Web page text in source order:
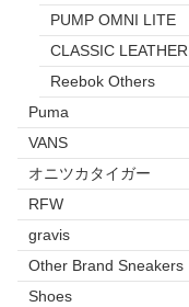
PUMP OMNI LITE
CLASSIC LEATHER
Reebok Others
Puma
VANS
オニツカタイガー
RFW
gravis
Other Brand Sneakers
Shoes